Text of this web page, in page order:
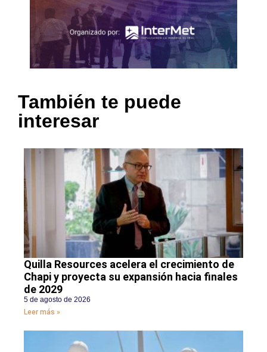
También te puede
interesar
Quilla Resources acelera el crecimiento de
Chapi y proyecta su expansión hacia finales
de 2029
5 de agosto de 2026
Leer más »